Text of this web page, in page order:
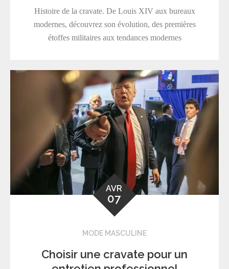
Histoire de la cravate. De Louis XIV aux bureaux
modernes, découvrez son évolution, des premières
étoffes militaires aux tendances modernes
AVR
07
MODE MASCULINE
Choisir une cravate pour un